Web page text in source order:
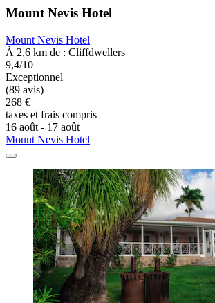
Mount Nevis Hotel
Mount Nevis Hotel
À 2,6 km de : Cliffdwellers
9,4/10
Exceptionnel
(89 avis)
268 €
taxes et frais compris
16 août - 17 août
Mount Nevis Hotel